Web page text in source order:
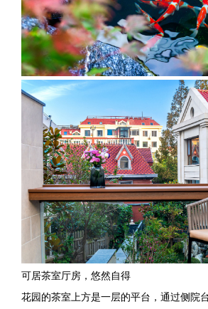
可居茶室厅房，悠然自得
花园的茶室上方是一层的平台，通过侧院